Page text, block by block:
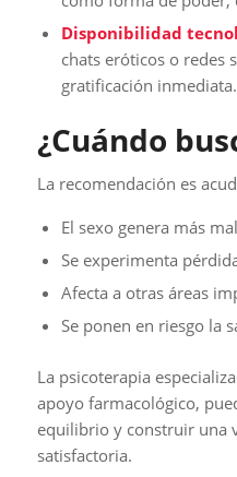
Disponibilidad
chats eróticos o redes
gratificación inmediata.
¿Cuándo
La recomendación es
El sexo genera más
Se experimenta
Afecta a otras áreas
Se ponen en riesgo la
La psicoterapia
apoyo farmacológico,
equilibrio y construir una
satisfactoria.